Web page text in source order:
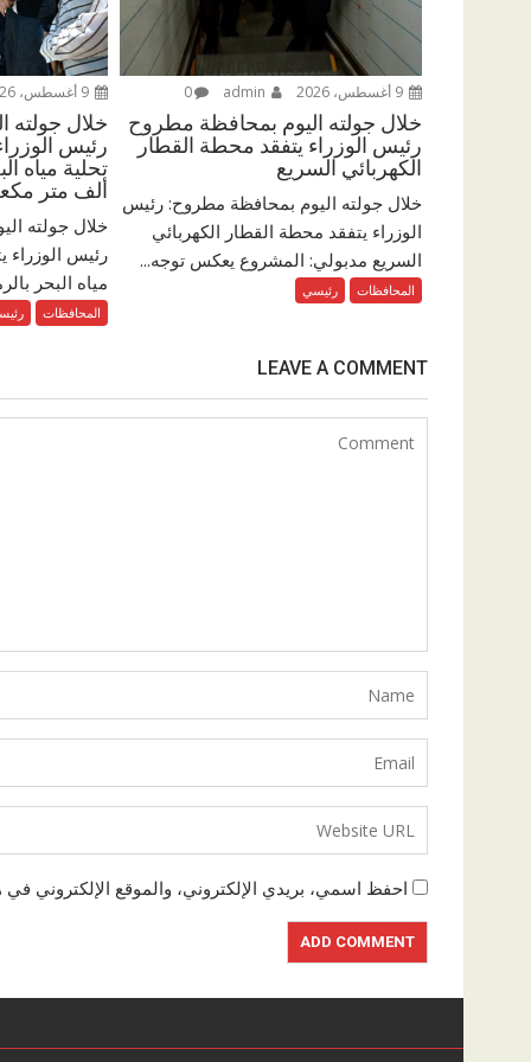
0
خلال جولته اليوم بمحافظة مطروح
رئيس الوزراء يتفقد محطة القطار
الكهربائي السريع
خلال جولته اليوم بمحافظة مطروح: رئيس
الوزراء يتفقد محطة القطار الكهربائي
السريع مدبولي: المشروع يعكس توجه...
المحافظات رئيسي
9 أغسطس، 2026
خلال جولته
رئيس
ألف متر
خلال جولته
رئيس
مياه البحر
المحافظات
LEAVE A COMMENT
احفظ اسمي، بريدي الإلكتروني، والموقع الإلكتروني